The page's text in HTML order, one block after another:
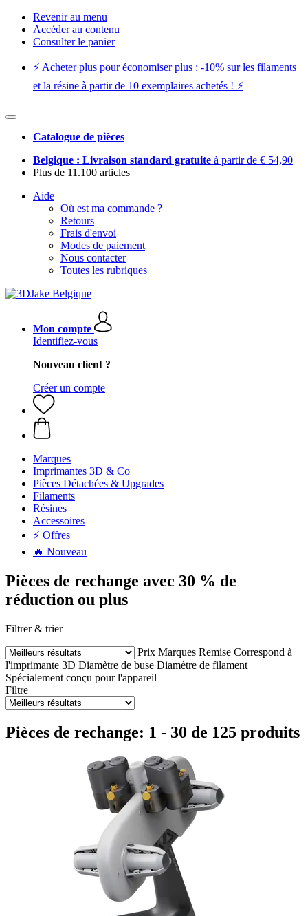
Revenir au menu
Accéder au contenu
Consulter le panier
⚡️ Acheter plus pour économiser plus : -10% sur les filaments
et la résine à partir de 10 exemplaires achetés ! ⚡️
Catalogue de pièces
Belgique : Livraison standard gratuite à partir de € 54,90
Plus de 11.100 articles
Aide
Où est ma commande ?
Retours
Frais d'envoi
Modes de paiement
Nous contacter
Toutes les rubriques
Mon compte
Identifiez-vous
Nouveau client ?
Créer un compte
Marques
Imprimantes 3D & Co
Pièces Détachées & Upgrades
Filaments
Résines
Accessoires
⚡ Offres
🔥 Nouveau
Pièces de rechange avec 30 % de
réduction ou plus
Filtrer & trier
Prix Marques Remise Correspond à
l'imprimante 3D Diamètre de buse Diamètre de filament
Spécialement conçu pour l'appareil
Filtre
Pièces de rechange: 1 - 30 de 125 produits